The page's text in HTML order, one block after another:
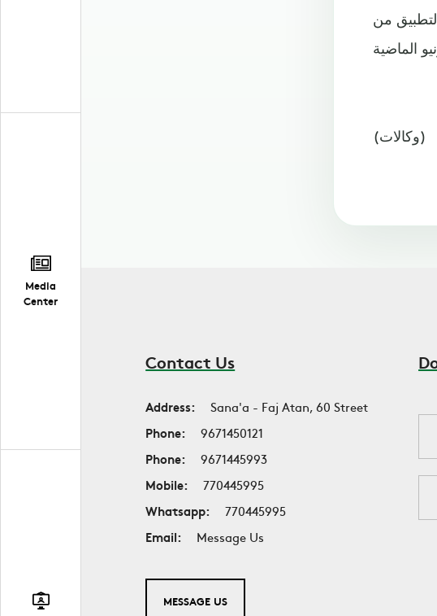
Media
Center
التطبيق من
(وكالات)
Contact Us
Address:
Sana'a - Faj Atan, 60 Street
Phone:
9671450121
Phone:
9671445993
Mobile:
770445995
Whatsapp:
770445995
Email:
Message Us
MESSAGE US